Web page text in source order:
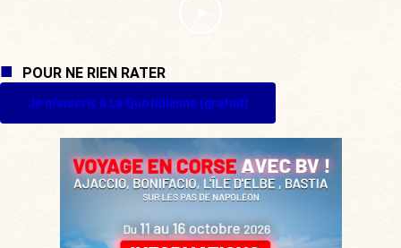
POUR NE RIEN RATER
Je m'inscris à La Quotidienne (gratuit)